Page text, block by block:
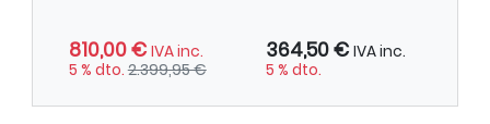
810,00 € IVA inc.
5 % dto.2.399,95 €
364,50 € IVA inc.
5 % dto.